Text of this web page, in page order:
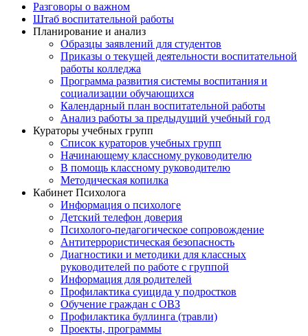
Разговоры о важном
Штаб воспитательной работы
Планирование и анализ
Образцы заявлений для студентов
Приказы о текущей деятельности воспитательной
работы колледжа
Программа развития системы воспитания и
социализации обучающихся
Календарный план воспитательной работы
Анализ работы за предыдущий учебный год
Кураторы учебных групп
Список кураторов учебных групп
Начинающему классному руководителю
В помощь классному руководителю
Методическая копилка
Кабинет Психолога
Информация о психологе
Детский телефон доверия
Психолого-педагогическое сопровождение
Антитеррористическая безопасность
Диагностики и методики для классных
руководителей по работе с группой
Информация для родителей
Профилактика суицида у подростков
Обучение граждан с ОВЗ
Профилактика буллинга (травли)
Проекты, программы